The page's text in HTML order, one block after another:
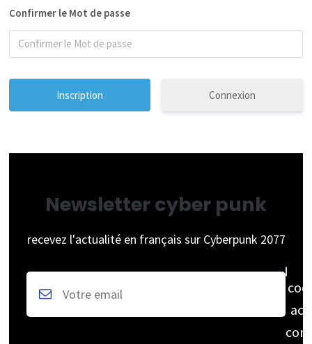
Confirmer le Mot de passe
Connexion
Newsletter cyber punk
recevez l'actualité en français sur Cyberpunk 2077